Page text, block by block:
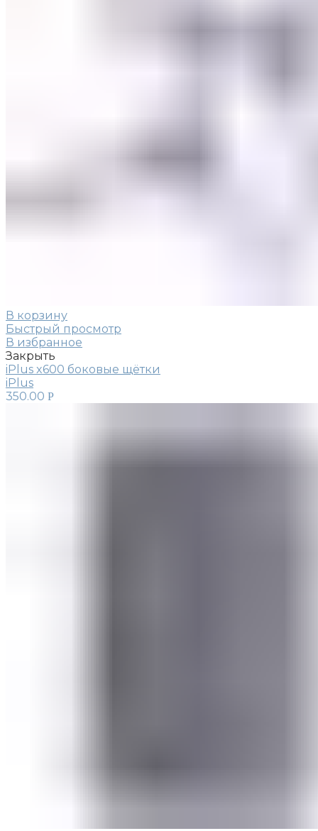
В корзину
Быстрый просмотр
В избранное
Закрыть
iPlus x600 боковые щётки
iPlus
350.00 Р